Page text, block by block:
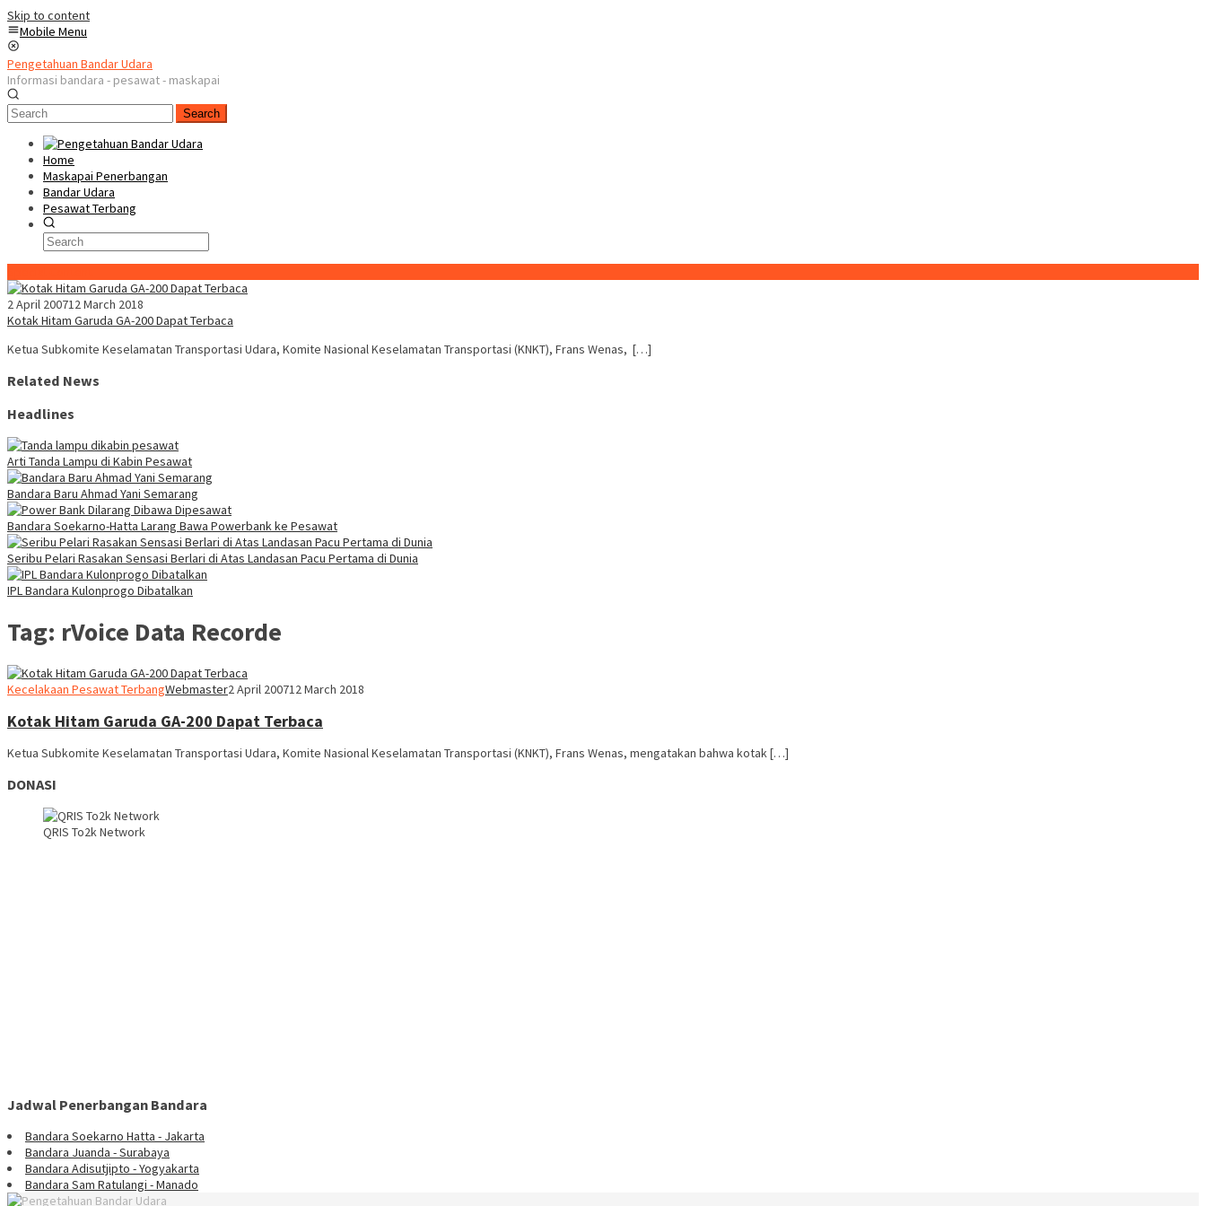
Skip to content
Mobile Menu
Pengetahuan Bandar Udara
Informasi bandara - pesawat - maskapai
Search
Home
Maskapai Penerbangan
Bandar Udara
Pesawat Terbang
2 April 200712 March 2018
Kotak Hitam Garuda GA-200 Dapat Terbaca
Ketua Subkomite Keselamatan Transportasi Udara, Komite Nasional Keselamatan Transportasi (KNKT), Frans Wenas, […]
Related News
Headlines
Arti Tanda Lampu di Kabin Pesawat
Bandara Baru Ahmad Yani Semarang
Bandara Soekarno-Hatta Larang Bawa Powerbank ke Pesawat
Seribu Pelari Rasakan Sensasi Berlari di Atas Landasan Pacu Pertama di Dunia
IPL Bandara Kulonprogo Dibatalkan
Tag: rVoice Data Recorde
Kecelakaan Pesawat TerbangWebmaster2 April 200712 March 2018
Kotak Hitam Garuda GA-200 Dapat Terbaca
Ketua Subkomite Keselamatan Transportasi Udara, Komite Nasional Keselamatan Transportasi (KNKT), Frans Wenas, mengatakan bahwa kotak […]
DONASI
QRIS To2k Network
Jadwal Penerbangan Bandara
Bandara Soekarno Hatta - Jakarta
Bandara Juanda - Surabaya
Bandara Adisutjipto - Yogyakarta
Bandara Sam Ratulangi - Manado